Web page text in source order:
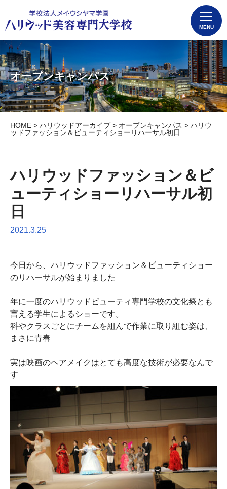
MENU
オープンキャンパス
HOME > ハリウッドアーカイブ > オープンキャンパス > ハリウ
ッドファッション＆ビューティショーリハーサル初日
ハリウッドファッション＆ビ
ューティショーリハーサル初
日
2021.3.25
今日から、ハリウッドファッション＆ビューティショー
のリハーサルが始まりました
年に一度のハリウッドビューティ専門学校の文化祭とも
言える学生によるショーです。
科やクラスごとにチームを組んで作業に取り組む姿は、
まさに青春
実は映画のヘアメイクはとても高度な技術が必要なんで
す